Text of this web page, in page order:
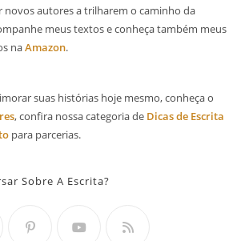
novos autores a trilharem o caminho da
meus textos e conheça também meus
naAmazon.
suas histórias hoje mesmo, conheça o
, confira nossa categoria de Dicas de Escrita
para parcerias.
Sobre A Escrita?